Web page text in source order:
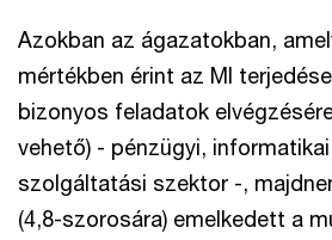
Azokban az ágazatokban,
mértékben érint az MI
bizonyos feladatok
vehető) - pénzügyi,
szolgáltatási szektor -,
(4,8-szorosára) emelkedett a